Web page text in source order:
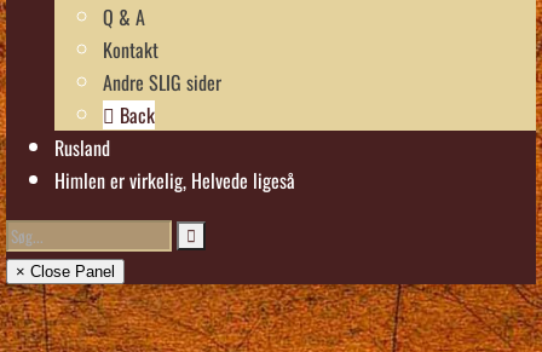
Q & A
Kontakt
Andre SLIG sider
Back
Rusland
Himlen er virkelig, Helvede ligeså
× Close Panel